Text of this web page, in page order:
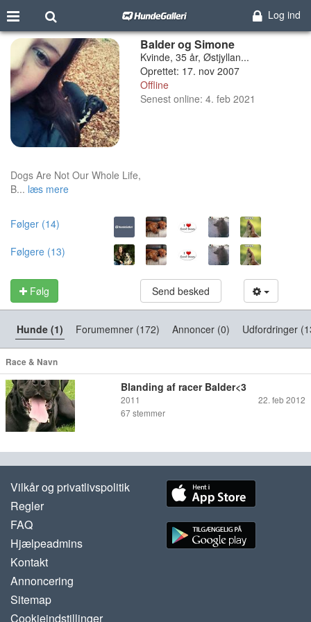
Log ind
Balder og Simone
Kvinde, 35 år, Østjyllan...
Oprettet: 17. nov 2007
Offline
Senest online: 4. feb 2021
Dogs Are Not Our Whole Life,
B... læs mere
Følger (14)
Følgere (13)
Følg Send besked
Hunde (1) Forumemner (172) Annoncer (0) Udfordringer
Race & Navn
Blanding af racer Balder<3
2011
22. feb 2012
67 stemmer
Vilkår og privatlivspolitik
Regler
FAQ
Hjælpeadmins
Kontakt
Annoncering
Sitemap
Cookieindstillinger